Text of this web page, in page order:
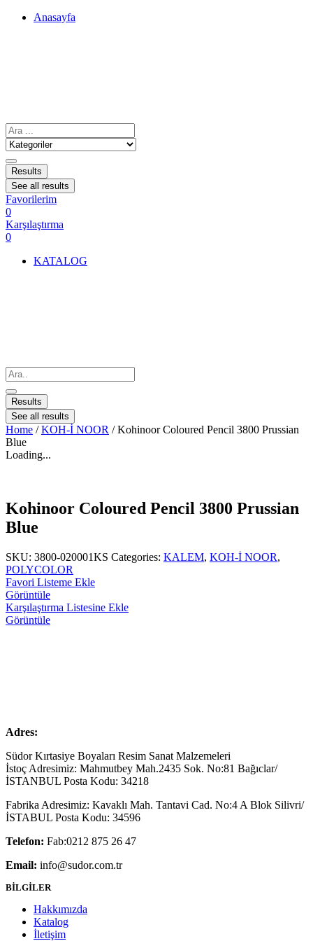
Anasayfa
Results
See all results
Favorilerim
0
Karşılaştırma
0
KATALOG
Results
See all results
Home /KOH-İ NOOR / Kohinoor Coloured Pencil 3800 Prussian
Blue
Loading...
Kohinoor Coloured Pencil 3800 Prussian
Blue
SKU: 3800-020001KS Categories: KALEM, KOH-İ NOOR,
POLYCOLOR
Favori Listeme Ekle
Görüntüle
Karşılaştırma Listesine Ekle
Görüntüle
Adres:
Südor Kırtasiye Boyaları Resim Sanat Malzemeleri
İstoç Adresimiz: Mahmutbey Mah.2435 Sok. No:81 Bağıclar/
İSTANBUL Posta Kodu: 34218
Fabrika Adresimiz: Kavaklı Mah. Tantavi Cad. No:4 A Blok Silivri/
İSTABUL Posta Kodu: 34596
Telefon: Fab:0212 875 26 47
Email: info@sudor.com.tr
BİLGİLER
Hakkımızda
Katalog
İletişim